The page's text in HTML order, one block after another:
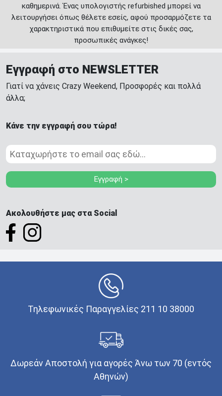
καθημερινά. Ένας υπολογιστής refurbished μπορεί να
λειτουργήσει όπως θέλετε εσείς, αφού προσαρμόζετε τα
χαρακτηριστικά που επιθυμείτε στις δικές σας,
προσωπικές ανάγκες!
Εγγραφή στο NEWSLETTER
Γιατί να χάνεις Crazy Weekend, Προσφορές και πολλά
άλλα;
Κάνε την εγγραφή σου τώρα!
Εγγραφή >
Ακολουθήστε μας στα Social
Τηλεφωνικές Παραγγελίες 211 10 38000
Δωρεάν Αποστολή για αγορές Άνω των 70 (εντός
Αθηνών)